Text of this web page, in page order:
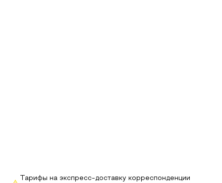
Тарифы на экспресс-доставку корреспонденции